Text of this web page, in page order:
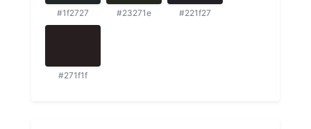
#1f2727 #23271e #221f27
#271f1f